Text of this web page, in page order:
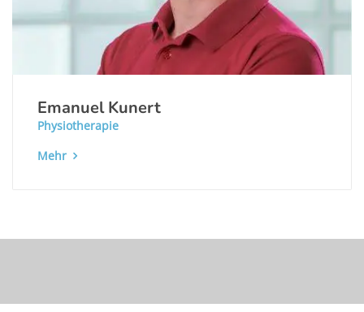
Emanuel Kunert
Physiotherapie
Mehr